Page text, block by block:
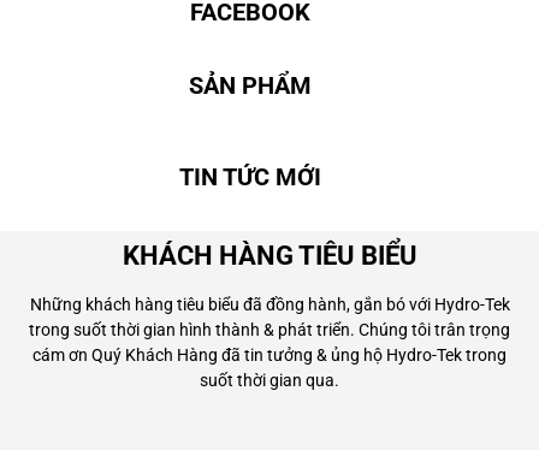
FACEBOOK
SẢN PHẨM
TIN TỨC MỚI
KHÁCH HÀNG TIÊU BIỂU
Những khách hàng tiêu biểu đã đồng hành, gắn bó với Hydro-Tek
trong suốt thời gian hình thành & phát triển. Chúng tôi trân trọng
cám ơn Quý Khách Hàng đã tin tưởng & ủng hộ Hydro-Tek trong
suốt thời gian qua.